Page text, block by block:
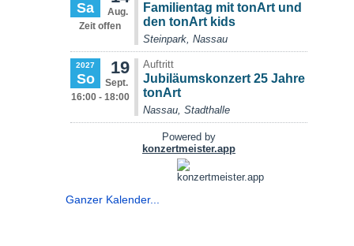
Ganzer Kalender...